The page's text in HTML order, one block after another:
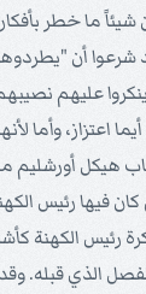
شيئاً ما خطر
شرعوا أن
عليهم
اعتزاز، وأما
هيكل أورشليم
فيها رئيس
رئيس الكهنة
الذي قبله.